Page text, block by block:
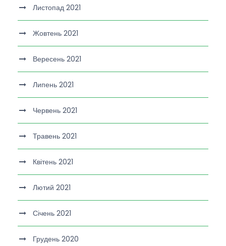
Листопад 2021
Жовтень 2021
Вересень 2021
Липень 2021
Червень 2021
Травень 2021
Квітень 2021
Лютий 2021
Січень 2021
Грудень 2020